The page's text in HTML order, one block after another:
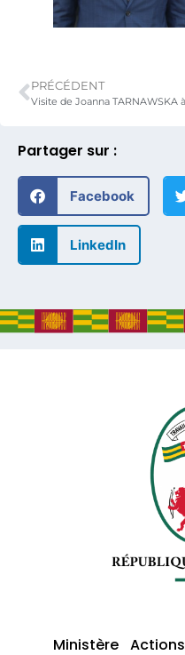
Partager sur :
Facebook
LinkedIn
PRÉCÉDENT
Ministère Actions